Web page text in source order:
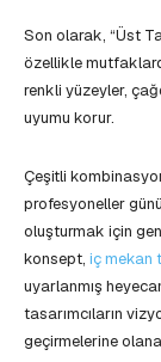
Son olarak, “Üst
özellikle
renkli yüzeyler,
uyumu korur.
Çeşitli
profesyoneller
oluşturmak için
konsept, iç mekan
uyarlanmış
tasarımcıların
geçirmelerine